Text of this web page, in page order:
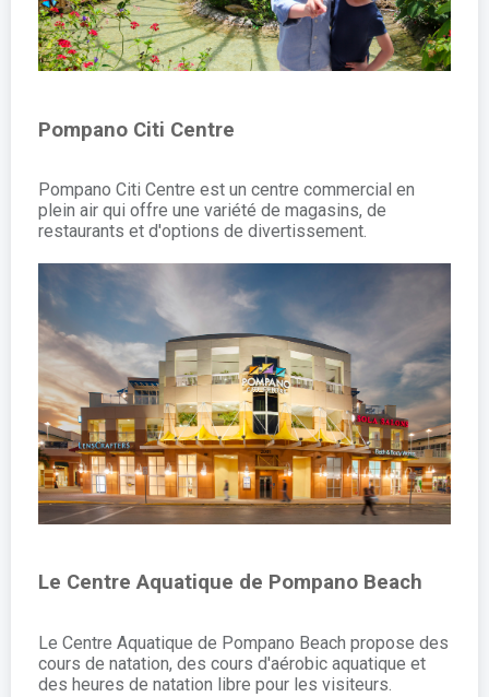
Pompano Citi Centre
Pompano Citi Centre est un centre commercial en
plein air qui offre une variété de magasins, de
restaurants et d'options de divertissement.
Le Centre Aquatique de Pompano Beach
Le Centre Aquatique de Pompano Beach propose des
cours de natation, des cours d'aérobic aquatique et
des heures de natation libre pour les visiteurs.